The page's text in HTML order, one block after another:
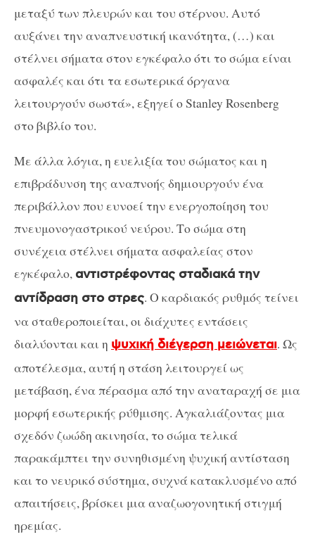
μεταξύ των πλευρών και του στέρνου. Αυτό
αυξάνει την αναπνευστική ικανότητα, (…) και
στέλνει σήματα στον εγκέφαλο ότι το σώμα είναι
ασφαλές και ότι τα εσωτερικά όργανα
λειτουργούν σωστά», εξηγεί ο Stanley Rosenberg
στο βιβλίο του.
Με άλλα λόγια, η ευελιξία του σώματος και η
επιβράδυνση της αναπνοής δημιουργούν ένα
περιβάλλον που ευνοεί την ενεργοποίηση του
πνευμονογαστρικού νεύρου. Το σώμα στη
συνέχεια στέλνει σήματα ασφαλείας στον
εγκέφαλο, αντιστρέφοντας σταδιακά την
αντίδραση στο στρες. Ο καρδιακός ρυθμός τείνει
να σταθεροποιείται, οι διάχυτες εντάσεις
διαλύονται και η ψυχική διέγερση μειώνεται. Ως
αποτέλεσμα, αυτή η στάση λειτουργεί ως
μετάβαση, ένα πέρασμα από την αναταραχή σε μια
μορφή εσωτερικής ρύθμισης. Αγκαλιάζοντας μια
σχεδόν ζωώδη ακινησία, το σώμα τελικά
παρακάμπτει την συνηθισμένη ψυχική αντίσταση
και το νευρικό σύστημα, συχνά κατακλυσμένο από
απαιτήσεις, βρίσκει μια αναζωογονητική στιγμή
ηρεμίας.